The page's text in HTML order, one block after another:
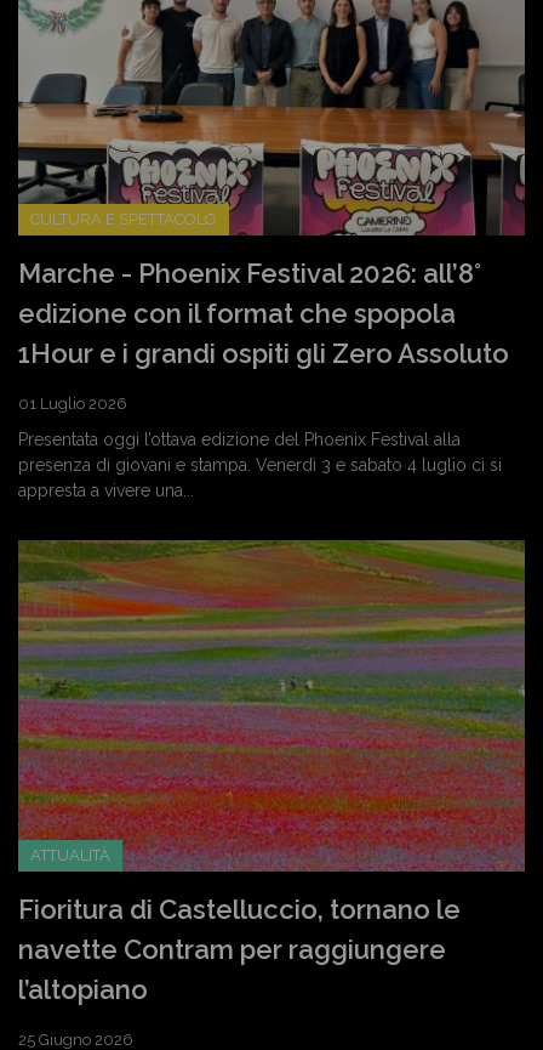
CULTURA E SPETTACOLO
Marche - Phoenix Festival 2026: all’8°
edizione con il format che spopola
1Hour e i grandi ospiti gli Zero Assoluto
01 Luglio 2026
Presentata oggi l’ottava edizione del Phoenix Festival alla
presenza di giovani e stampa. Venerdì 3 e sabato 4 luglio ci si
appresta a vivere una...
ATTUALITÀ
Fioritura di Castelluccio, tornano le
navette Contram per raggiungere
l’altopiano
25 Giugno 2026